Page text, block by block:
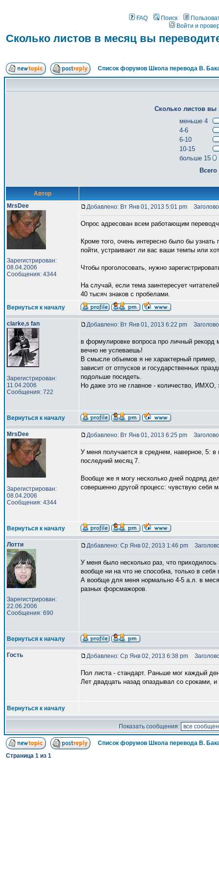
FAQ Поиск
Войти и
Сколько листов в месяц вы
Список форумов Школа перевода В.
Сколько листов вы
меньше 4
4-6
6-10
10-15
больше 15
Автор
MrsDee
Зарегистрирован:
08.04.2006
Сообщения: 4344
Добавлено: Вт Янв 01, 2013 5:01 pm
Опрос адресован всем работающим
Кроме того, очень интересно было бы
пойти, устраивают ли вас ваши темпы или
Чтобы проголосовать, нужно
На случай, если тема заинтересует
40 тысяч знаков с пробелами.
Вернуться к началу
clarke,s fan
Зарегистрирован:
11.04.2006
Сообщения: 722
Добавлено: Вт Янв 01, 2013 6:22 pm
в формулировке вопроса про личный рекорд
вечно не успеваешь!
В смысле объемов я не характерный пример,
зависит от отпусков и государственных
подольше посидеть.
Но даже это не главное - количество, ИМХО,
Вернуться к началу
MrsDee
Зарегистрирован:
08.04.2006
Сообщения: 4344
Добавлено: Вт Янв 01, 2013 6:25 pm
У меня получается в среднем, наверное, 5: в
последний месяц 7.
Вообще же я могу несколько дней подряд
совершенно другой процесс: чувствую себя
Вернуться к началу
Лотти
Зарегистрирован:
22.06.2006
Сообщения: 690
Добавлено: Ср Янв 02, 2013 1:46 pm
У меня было несколько раз, что
вообще ни на что не способна, только в себя
А вообще для меня нормально 4-5 а.л. в
разных форсмажоров.
Вернуться к началу
Гость Добавлено: Ср Янв 02, 2013 6:38 pm
Пол листа - стандарт. Раньше мог каждый
Лет двадцать назад опаздывал со сроками,
Вернуться к началу
Показать сообщения:
Список форумов Школа перевода В.
Страница 1 из 1